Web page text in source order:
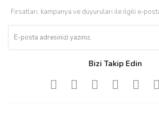
Fırsatları, kampanya ve duyuruları ile ilgili e-
Bizi Takip Edin